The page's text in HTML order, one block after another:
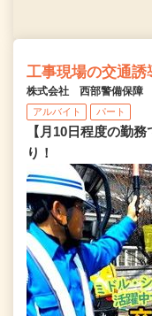
工事現場の交通誘
株式会社 西部警備保障
アルバイト パート
【月10日程度の勤
り！